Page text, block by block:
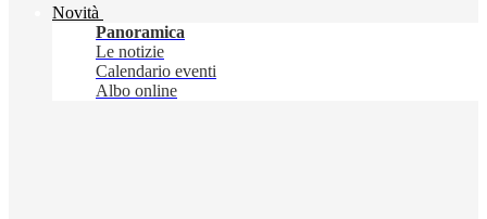
Novità
Panoramica
Le notizie
Calendario eventi
Albo online